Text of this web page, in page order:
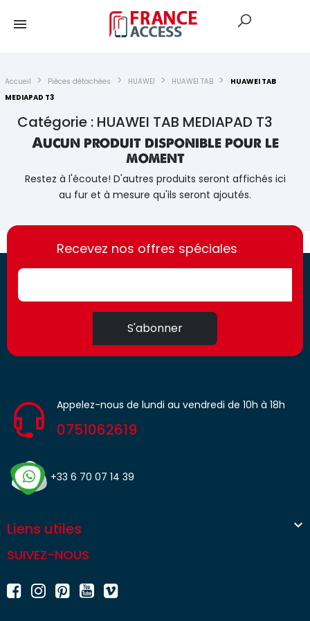
Accueil Pièces détachées HUAWEI HUAWEI TAB
HUAWEI TAB
MEDIAPAD T3
Catégorie : HUAWEI TAB MEDIAPAD T3
Aucun produit disponible pour le
moment
Restez à l'écoute! D'autres produits seront affichés ici
au fur et à mesure qu'ils seront ajoutés.
https://france-
access.fr
https://france-
access.fr
Recevez nos offres spéciales
S'abonner
Appelez-nous de lundi au vendredi de 10h à 18h
0751062619
+33 6 70 07 14 39
Liens utiles 
SUIVEZ-NOUS